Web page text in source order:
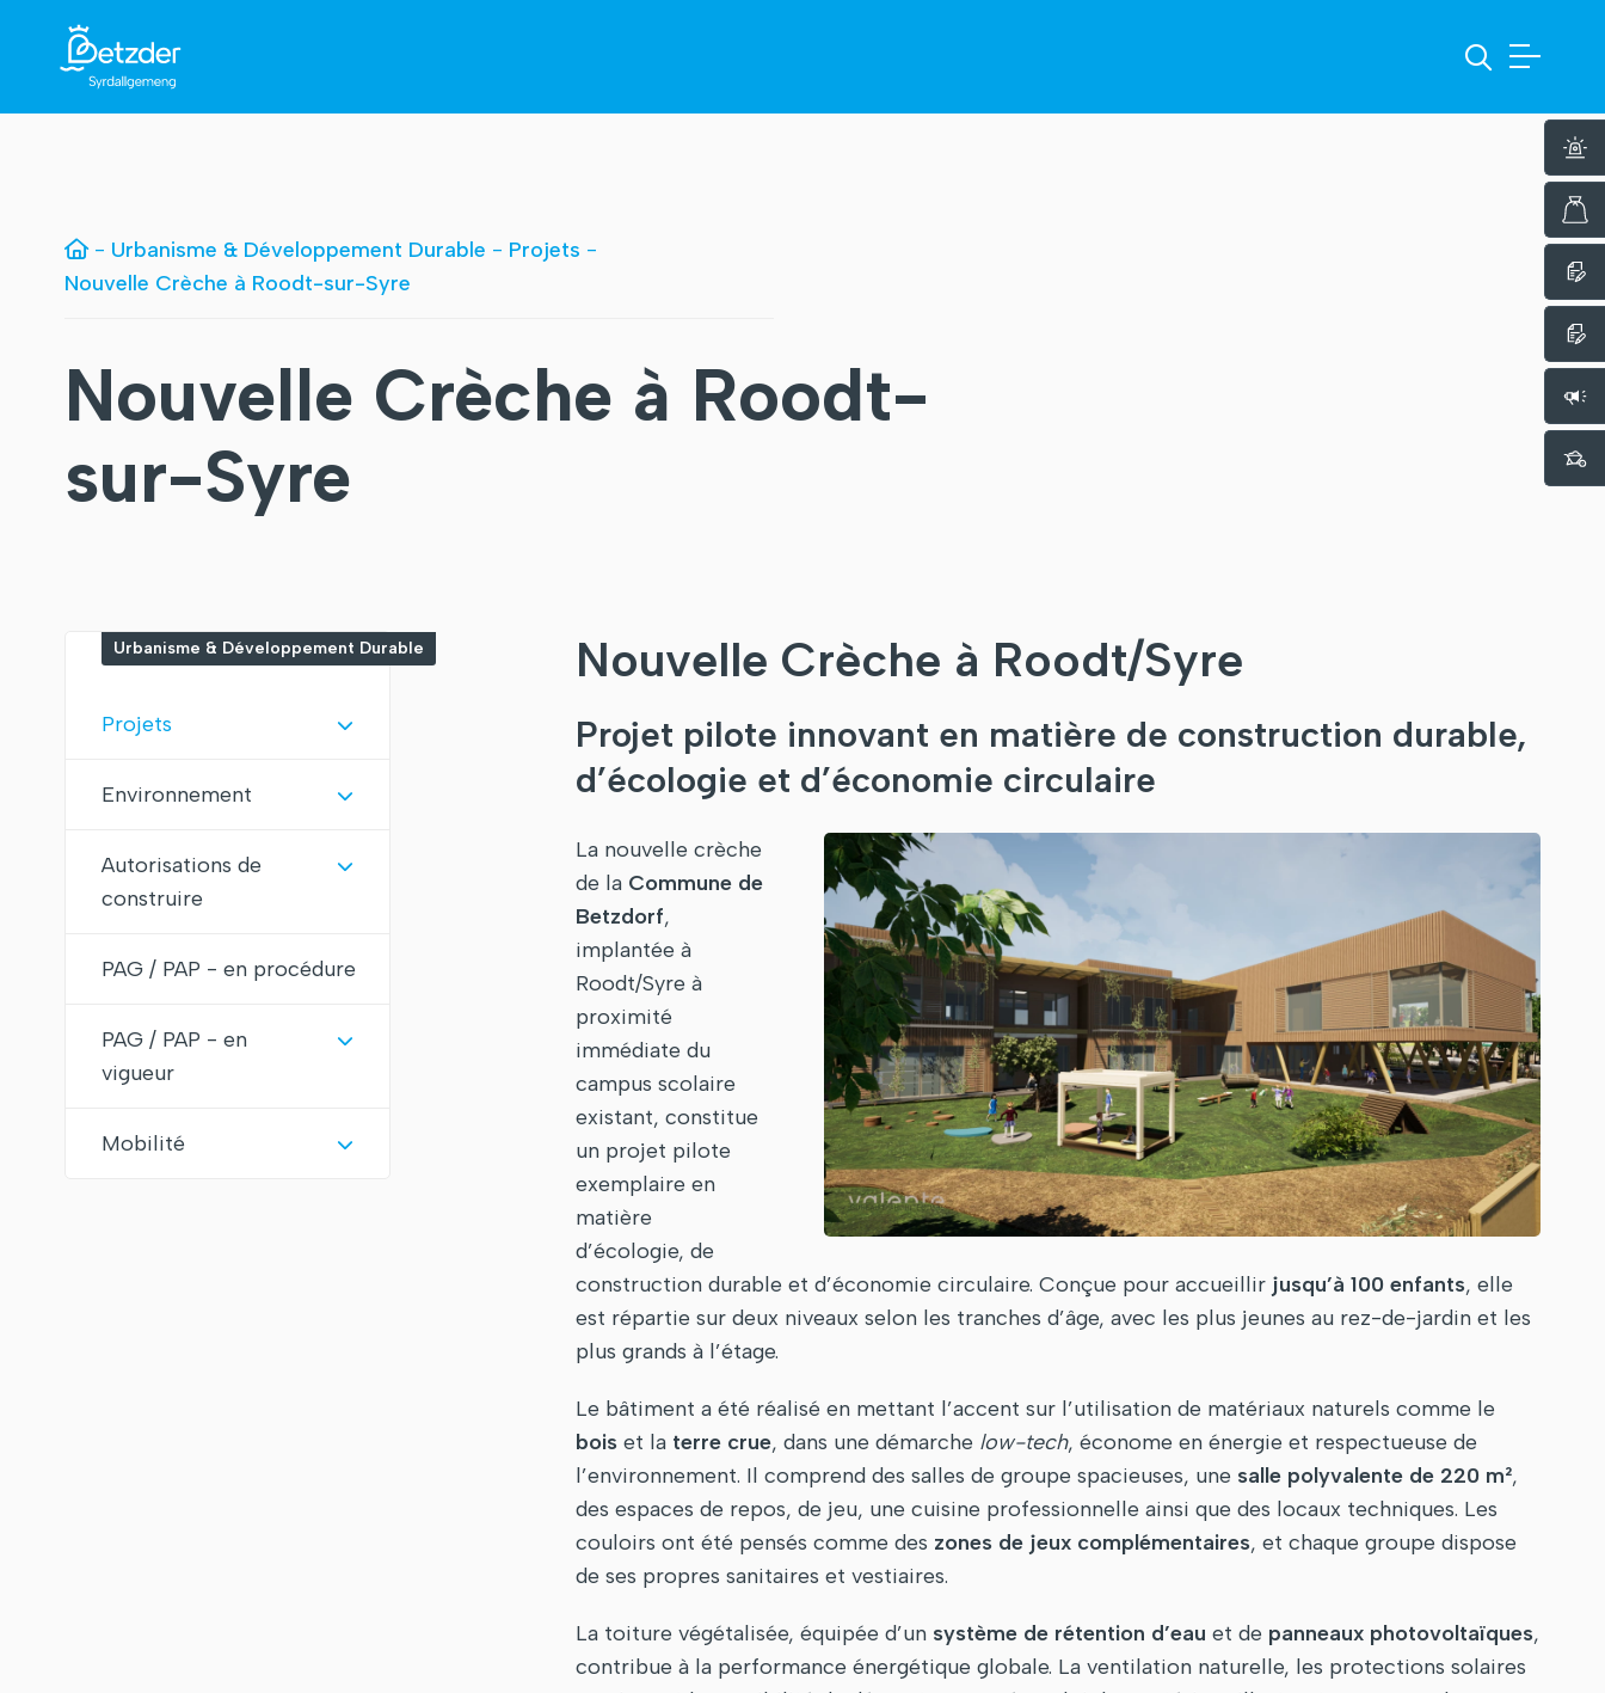
- Urbanisme & Développement Durable - Projets -
Nouvelle Crèche à Roodt-sur-Syre
Nouvelle Crèche à Roodt-
sur-Syre
Urbanisme & Développement Durable
Projets
Environnement
Autorisations de
construire
PAG / PAP - en procédure
PAG / PAP - en
vigueur
Mobilité
Nouvelle Crèche à Roodt/Syre
Projet pilote innovant en matière de construction durable,
d’écologie et d’économie circulaire
La nouvelle crèche
de la Commune de
Betzdorf,
implantée à
Roodt/Syre à
proximité
immédiate du
campus scolaire
existant, constitue
un projet pilote
exemplaire en
matière
d’écologie, de
construction durable et d’économie circulaire. Conçue pour accueillir jusqu’à 100 enfants, elle
est répartie sur deux niveaux selon les tranches d’âge, avec les plus jeunes au rez-de-jardin et les
plus grands à l’étage.
Le bâtiment a été réalisé en mettant l’accent sur l’utilisation de matériaux naturels comme le
bois et la terre crue, dans une démarche low-tech, économe en énergie et respectueuse de
l’environnement. Il comprend des salles de groupe spacieuses, une salle polyvalente de 220 m²,
des espaces de repos, de jeu, une cuisine professionnelle ainsi que des locaux techniques. Les
couloirs ont été pensés comme des zones de jeux complémentaires, et chaque groupe dispose
de ses propres sanitaires et vestiaires.
La toiture végétalisée, équipée d’un système de rétention d’eau et de panneaux photovoltaïques,
contribue à la performance énergétique globale. La ventilation naturelle, les protections solaires